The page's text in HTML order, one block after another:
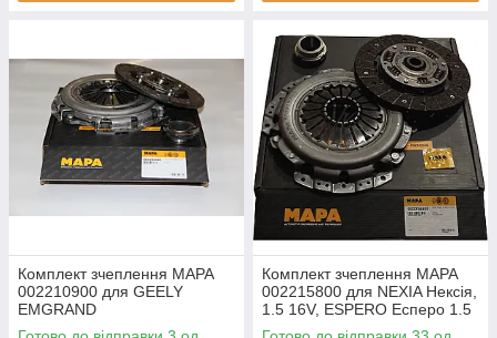
Комплект зчеплення MAPA
002210900 для GEELY
EMGRAND
Комплект зчеплення MAPA
002215800 для NEXIA Нексія,
1.5 16V, ESPERO Есперо 1.5
16V,